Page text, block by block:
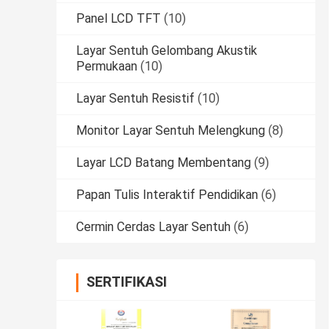
Panel LCD TFT (10)
Layar Sentuh Gelombang Akustik
Permukaan (10)
Layar Sentuh Resistif (10)
Monitor Layar Sentuh Melengkung (8)
Layar LCD Batang Membentang (9)
Papan Tulis Interaktif Pendidikan (6)
Cermin Cerdas Layar Sentuh (6)
SERTIFIKASI